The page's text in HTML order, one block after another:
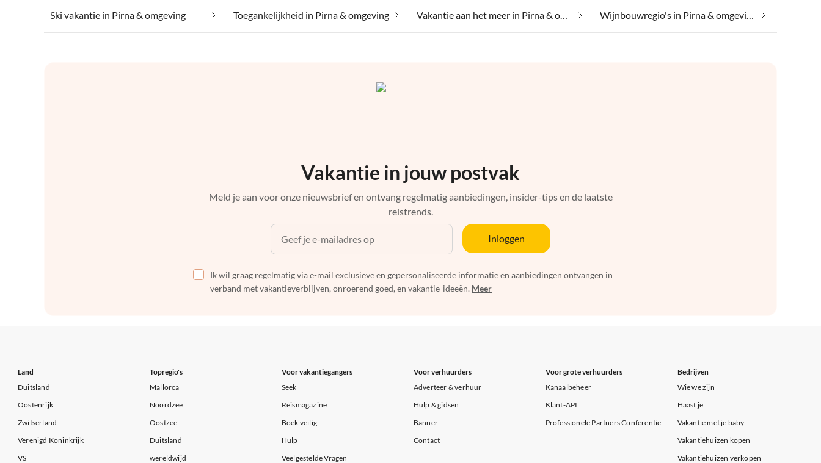
Ski vakantie in Pirna & omgeving Toegankelijkheid in Pirna & omgeving Vakantie aan het meer in Pirna & omgeving Wijnbouwregio's in Pirna & omgeving
Vakantie in jouw postvak
Meld je aan voor onze nieuwsbrief en ontvang regelmatig aanbiedingen, insider-tips en de laatste
reistrends.
Inloggen
Ik wil graag regelmatig via e-mail exclusieve en gepersonaliseerde informatie en aanbiedingen ontvangen in
verband met vakantieverblijven, onroerend goed, en vakantie-ideeën. Meer
Land
Duitsland
Oostenrijk
Zwitserland
Verenigd Koninkrijk
VS
Topregio's
Mallorca
Noordzee
Oostzee
Duitsland
wereldwijd
Voor vakantiegangers
Seek
Reismagazine
Boek veilig
Hulp
Veelgestelde Vragen
Voor verhuurders
Adverteer & verhuur
Hulp & gidsen
Banner
Contact
Voor grote verhuurders
Kanaalbeheer
Klant-API
Professionele Partners Conferentie
Bedrijven
Wie we zijn
Haast je
Vakantie met je baby
Vakantiehuizen kopen
Vakantiehuizen verkopen